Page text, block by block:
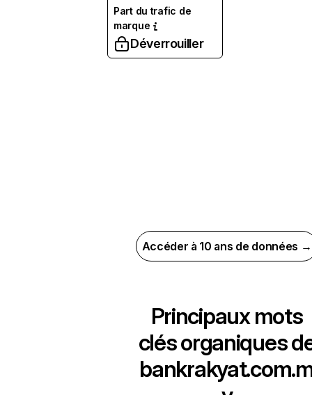
Part du trafic de
marque
Déverrouiller
Accéder à 10 ans de données →
Principaux mots
clés organiques